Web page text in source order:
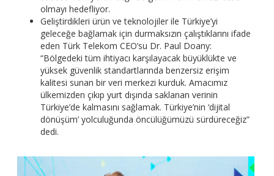
olmayı hedefliyor.
Geliştirdikleri ürün ve teknolojiler ile Türkiye’yi
geleceğe bağlamak için durmaksızın çalıştıklarını ifade
eden Türk Telekom CEO’su Dr. Paul Doany:
“Bölgedeki tüm ihtiyacı karşılayacak büyüklükte ve
yüksek güvenlik standartlarında benzersiz erişim
kalitesi sunan bir veri merkezi kurduk. Amacımız
ülkemizden çıkıp yurt dışında saklanan verinin
Türkiye’de kalmasını sağlamak. Türkiye’nin ‘dijital
dönüşüm’ yolculuğunda öncülüğümüzü sürdüreceğiz”
dedi.